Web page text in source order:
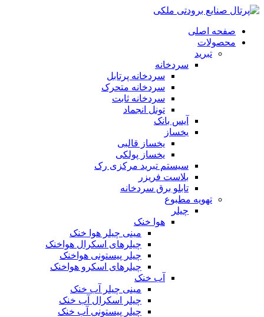
صفحه اصلی
محصولات
تبرید
سردخانه
سردخانه پرتابل
سردخانه متحرک
سردخانه ثابت
تونل انجماد
آیس بانک
یخساز
یخساز قالبی
یخساز پولکی
سیستم تبرید مرکزی رک
بلاست فریزر
تابلو برق سردخانه
تهویه مطبوع
چیلر
هوا خنک
مینی چیلر هوا خنک
چیلرهای اسکرال هواخنک
چیلر پیستونی هواخنک
چیلرهای اسکرو هواخنک
آب خنک
مینی چیلر آب خنک
چیلر اسکرال آب خنک
چیلر پیستونی آب خنک